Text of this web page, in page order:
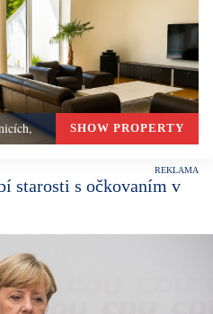
SHOW PROPERTY
starosti s očkovaním v